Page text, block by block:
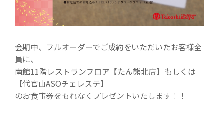
会期中、フルオーダーでご成約をいただいたお客様全
員に、
南館11階レストランフロア【たん熊北店】もしくは
【代官山ASOチェレステ】
のお食事券をもれなくプレゼントいたします！！